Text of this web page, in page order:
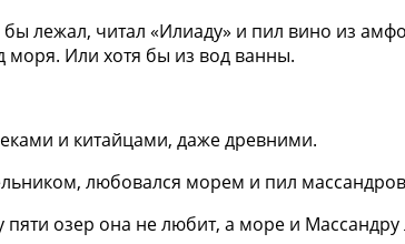
лежал, читал «Илиаду» и пил вино из
моря. Или хотя бы из вод ванны.
и китайцами, даже древними.
любовался морем и пил
озер она не любит, а море и